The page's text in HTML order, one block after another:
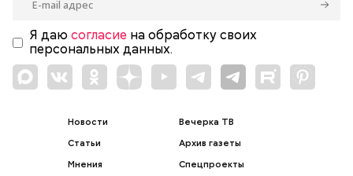
Я даю согласие на обработку своих
персональных данных.
Новости
Статьи
Мнения
Вечерка ТВ
Архив газеты
Спецпроекты